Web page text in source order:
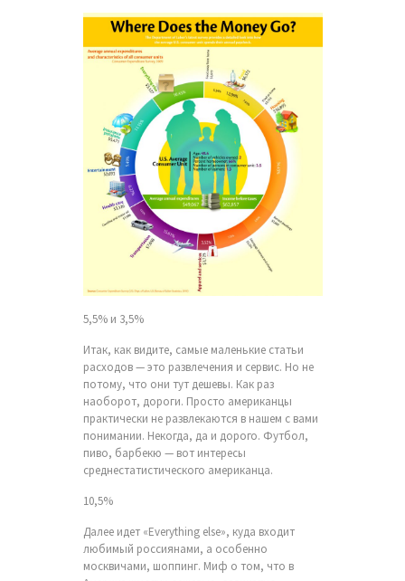
5,5% и 3,5%
Итак, как видите, самые маленькие статьи
расходов — это развлечения и сервис. Но не
потому, что они тут дешевы. Как раз
наоборот, дороги. Просто американцы
практически не развлекаются в нашем с вами
понимании. Некогда, да и дорого. Футбол,
пиво, барбекю — вот интересы
среднестатистического американца.
10,5%
Далее идет «Everything else», куда входит
любимый россиянами, а особенно
москвичами, шоппинг. Миф о том, что в